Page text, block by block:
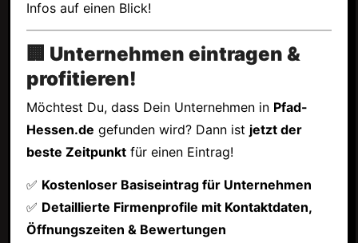
Infos auf einen Blick!
🏢 Unternehmen eintragen &
profitieren!
Möchtest Du, dass Dein Unternehmen in Pfad-
Hessen.de gefunden wird? Dann ist jetzt der
beste Zeitpunktfür einen Eintrag!
✅ Kostenloser Basiseintrag für Unternehmen
✅ Detaillierte Firmenprofile mit Kontaktdaten,
Öffnungszeiten & Bewertungen